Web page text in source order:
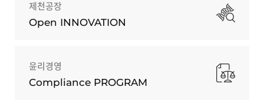
제천공장
Open INNOVATION
윤리경영
Compliance PROGRAM